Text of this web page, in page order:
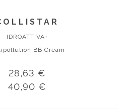
IDROATTIVA+
BB Cream
28,63 €
40,90 €